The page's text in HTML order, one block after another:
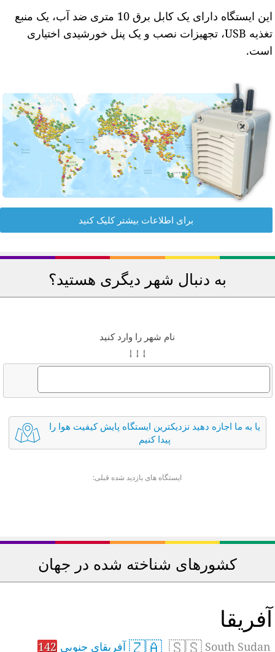
این ایستگاه دارای یک کابل برق 10 متری ضد آب، یک منبع
تغذیه USB، تجهیزات نصب و یک پنل خورشیدی اختیاری
است.
برای اطلاعات بیشتر کلیک کنید
به دنبال شهر دیگری هستید؟
نام شهر را وارد کنید
↓ ↓ ↓
یا به ما اجازه دهید نزدیکترین ایستگاه پایش کیفیت هوا را
پیدا کنیم
ایستگاه های بازدید شده قبلی:
کشورهای شناخته شده در جهان
آفریقا
South Sudan آفریقای جنوبی 142